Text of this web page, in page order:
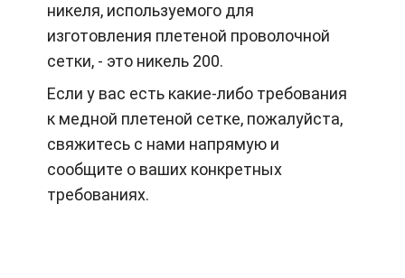
никеля, используемого для
изготовления плетеной проволочной
сетки, - это никель 200.
Если у вас есть какие-либо требования
к медной плетеной сетке, пожалуйста,
свяжитесь с нами напрямую и
сообщите о ваших конкретных
требованиях.